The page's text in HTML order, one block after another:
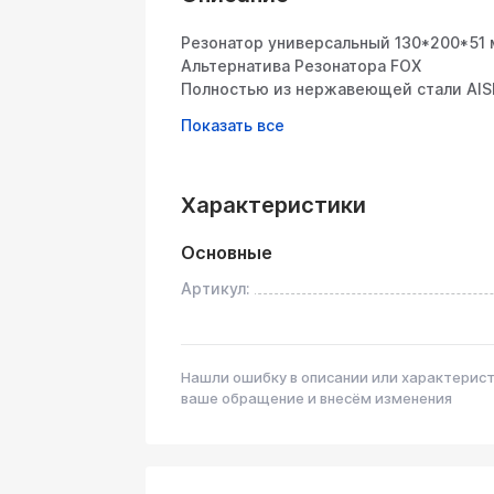
Резонатор универсальный 130*200*51
Альтернатива Резонатора FOX
Полностью из нержавеющей стали
Общее описание
цельнометаллической конструкции
температур и агрессивной среды.
Конструктивные особенности
Толщина металла: 1,5 мм –
Устойчивость к коррозии: сталь AISI
Характеристики
Основные
Артикул:
Нашли ошибку в описании или
ваше обращение и внесём изменения